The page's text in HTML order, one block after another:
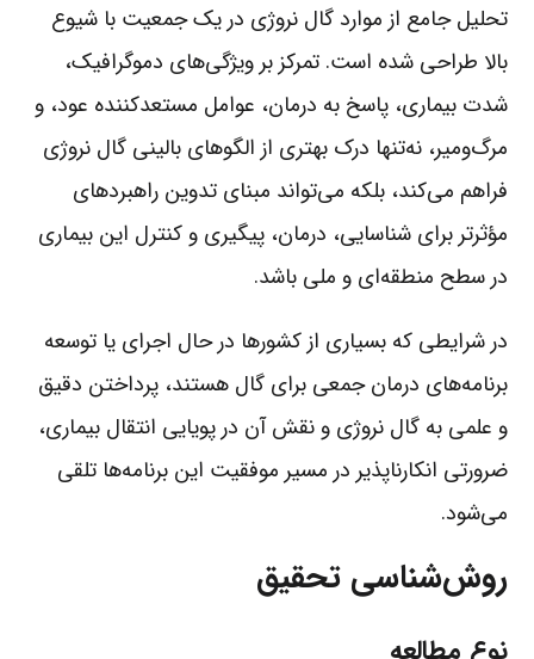
تحلیل جامع از موارد گال نروژی در یک جمعیت با شیوع
بالا طراحی شده است. تمرکز بر ویژگی‌های دموگرافیک،
شدت بیماری، پاسخ به درمان، عوامل مستعدکننده عود، و
مرگ‌ومیر، نه‌تنها درک بهتری از الگوهای بالینی گال نروژی
فراهم می‌کند، بلکه می‌تواند مبنای تدوین راهبردهای
مؤثرتر برای شناسایی، درمان، پیگیری و کنترل این بیماری
در سطح منطقه‌ای و ملی باشد.
در شرایطی که بسیاری از کشورها در حال اجرای یا توسعه
برنامه‌های درمان جمعی برای گال هستند، پرداختن دقیق
و علمی به گال نروژی و نقش آن در پویایی انتقال بیماری،
ضرورتی انکارناپذیر در مسیر موفقیت این برنامه‌ها تلقی
می‌شود.
روش‌شناسی تحقیق
نوع مطالعه